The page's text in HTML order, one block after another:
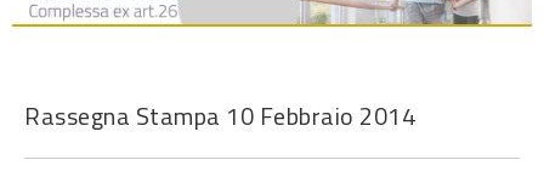
Rassegna Stampa 10 Febbraio 2014